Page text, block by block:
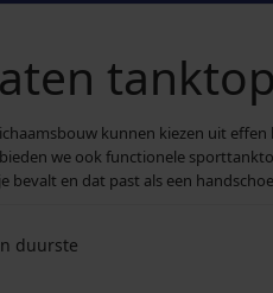
kunnen kiezen uit
we ook functionele
bevalt en dat past als een
duurste